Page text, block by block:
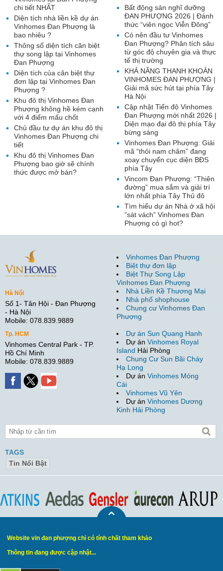
Bất động sản nghĩ dưỡng
ĐAN PHƯỢNG 2026 | Đánh
thức “viên ngọc Viễn Đông”
Có nên đầu tư Vinhomes
Đan Phượng? Phân tích sâu
từ góc độ chuyên gia và thực
tế thị trường
KHẢ NĂNG THANH KHOẢN
VINHOMES ĐAN PHƯỢNG |
Giải mã sức hút tại phía Tây
Hà Nội
Cập nhật Tiến độ Vinhomes
Đan Phượng mới nhất 2026 |
Diện mạo đại đô thị phía Tây
bừng sáng
Vinhomes Đan Phượng: Giải
mã “thỏi nam châm” đang
xoay chuyển cục diện BĐS
phía Tây
Vincom Đan Phượng: “Thiên
đường” mua sắm và giải trí
lớn nhất phía Tây Thủ đô
Tìm hiểu dự án Nhà ở xã hội
“sát vách” Vinhomes Đan
Phượng có gì hot?
chi tiết NHẤT
Diện tích nhà liền kề dự án
Vinhomes Đan Phượng là
bao nhiêu ?
Thông số diện tích căn biệt
thự song lập tại Vinhomes
Đan Phượng
Diện tích của căn biệt thự
đơn lập tại Vinhomes Đan
Phượng ?
Khu đô thị Vinhomes Đan
Phượng không hề kém cạnh
với 4 điểm mấu chốt
Chủ đầu tư dự án khu đô thị
Vinhomes Đan Phượng chi
tiết
Khu đô thị Vinhomes Đan
Phượng bao giờ sẽ chính
thức được mở bán?
Hà Nội
Số 1- Tân Hội - Đan Phượng
- Hà Nội
Mobile: 078.839.9889
Tp. HCM
Vinhomes Central Park - TP.
Hồ Chí Minh
Mobile: 078.839.9889
Vinhomes Đan Phượng
Biệt thự đơn lập
Biệt Thự Song Lập
Vinhomes Đan Phượng
Nhà Liền Kề Thương Mại
Nhà phố shophouse
Chung cư Vinhomes Đan
Phượng
Dự án Sun Quang Hanh
Dự án Vinhomes Royal
Island Hải Phòng
Chung Cư Sun Bãi Cháy
Hạ Long
Dự án Vinhomes Móng
Cái
Vinhomes Vũ Yên
Dự án Vinhomes Dương
Kinh Hải Phòng
TAGS
Tin Nổi Bật
Website vin đan phượng chỉ có tính chất tham khảo
Thông tin đang được cập nhật...